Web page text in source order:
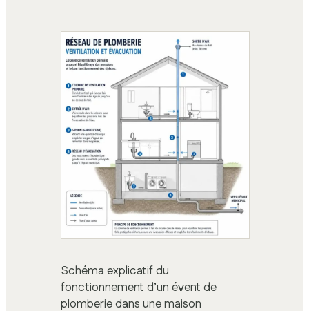
Schéma explicatif du
fonctionnement d’un évent de
plomberie dans une maison